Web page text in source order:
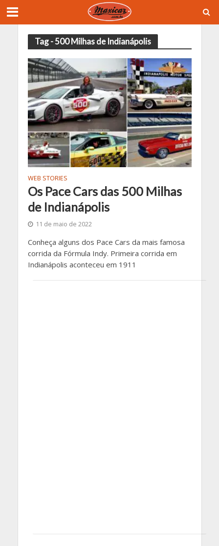
Tag - 500 Milhas de Indianápolis
WEB STORIES
Os Pace Cars das 500 Milhas
de Indianápolis
11 de maio de 2022
Conheça alguns dos Pace Cars da mais famosa
corrida da Fórmula Indy. Primeira corrida em
Indianápolis aconteceu em 1911